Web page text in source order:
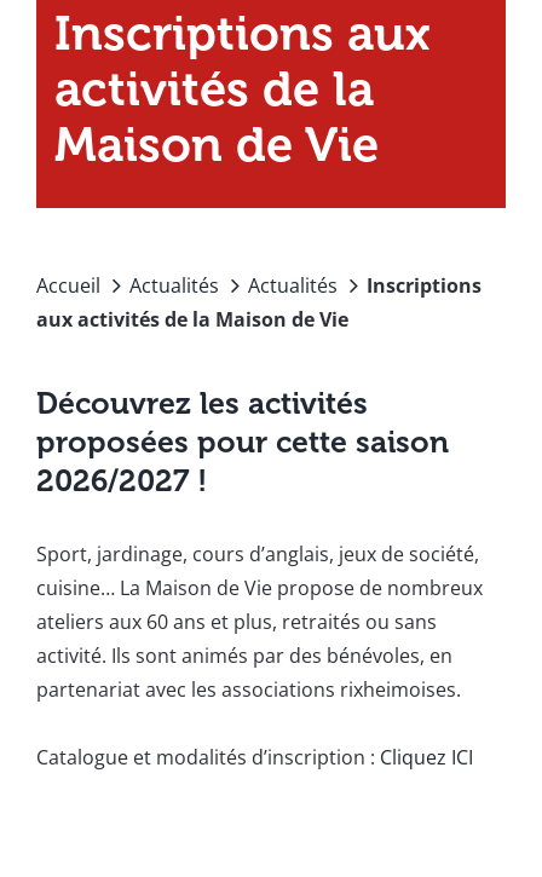
Inscriptions aux
activités de la
Maison de Vie
Accueil Actualités Actualités
Inscriptions
aux activités de la Maison de Vie
Découvrez les activités
proposées pour cette saison
2026/2027 !
Sport, jardinage, cours d’anglais, jeux de société,
cuisine… La Maison de Vie propose de nombreux
ateliers aux 60 ans et plus, retraités ou sans
activité. Ils sont animés par des bénévoles, en
partenariat avec les associations rixheimoises.
Catalogue et modalités d’inscription : Cliquez ICI